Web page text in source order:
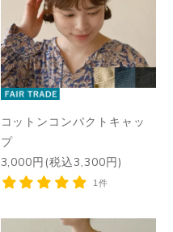
コットンコンパクトキャッ
プ
3,000円(税込3,300円)
1件